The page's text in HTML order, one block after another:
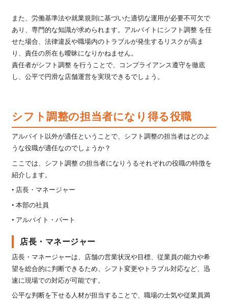
また、労働基準法や就業規則に基づいた適切な運用が必要不可欠で
あり、専門的な知識が求められます。アルバイトにシフト調整 を任
せた場合、法律違反や職場内のトラブルが発生するリスクが高ま
り、責任の所在も曖昧になりかねません。
責任者がシフト調整 を行うことで、コンプライアンス遵守を徹底
し、公平で円滑な店舗運営を実現できるでしょう。
シフト調整の担当者になり得る役職
アルバイト以外が適任ということで、シフト調整の担当者はどのよ
うな役職が適任なのでしょうか？
ここでは、シフト調整 の担当者になりうるそれぞれの役職の特徴を
紹介します。
• 店長・マネージャー
• 本部の社員
• アルバイト・パート
店長・マネージャー
店長・マネージャーは、店舗の営業状況や目標、従業員の能力や希
望を総合的に判断できるため、シフト変更やトラブル対応など、迅
速に現場での対応が可能です。
公平な判断を下せる人材が担当することで、職場の士気や従業員満